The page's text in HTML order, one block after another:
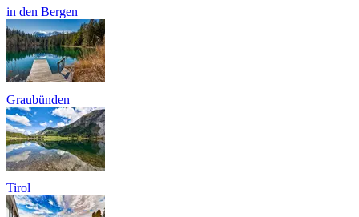
in den Bergen
Graubünden
Tirol